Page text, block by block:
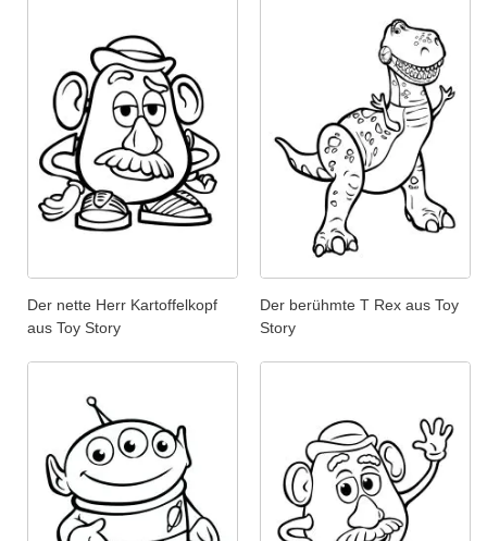
Der nette Herr Kartoffelkopf
aus Toy Story
Der berühmte T Rex aus Toy
Story